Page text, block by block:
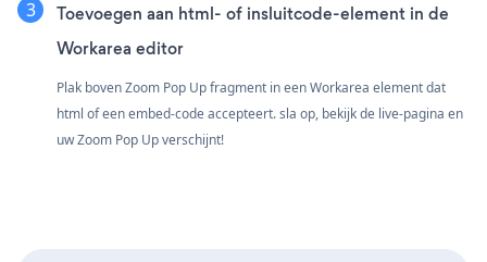
Toevoegen aan html- of insluitcode-element in de
Workarea editor
Plak boven Zoom Pop Up fragment in een Workarea element dat
html of een embed-code accepteert. sla op, bekijk de live-pagina en
uw Zoom Pop Up verschijnt!